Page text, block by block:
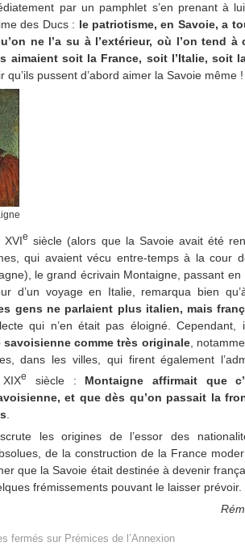
par un pamphlet s’en prenant à
des Ducs : le patriotisme, en Savoie, a
ne l’a su à l’extérieur, où l’on tend à
aimaient soit la France, soit l’Italie, soit
qu’ils pussent d’abord aimer la Savoie même !
XVIe siècle (alors que la Savoie avait été
qui avaient vécu entre-temps à la cour
le grand écrivain Montaigne, passant en
d’un voyage en Italie, remarqua bien
gens ne parlaient plus italien, mais
qui n’en était pas éloigné. Cependant,
savoisienne comme très originale,
dans les villes, qui firent également
e siècle : Montaigne affirmait que
et que dès qu’on passait la
les origines de l’essor des
de la construction de la France
que la Savoie était destinée à devenir
frémissements pouvant le laisser prévoir.
fermés sur Prémices de l’Annexion